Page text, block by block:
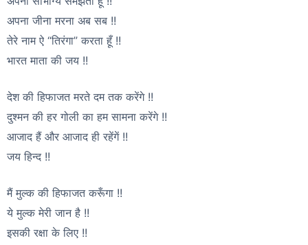
अपना जीना मरना अब सब !!
तेरे नाम ऐ “तिरंगा” करता हूँ !!
भारत माता की जय !!
देश की हिफाजत मरते दम तक करेंगे !!
दुश्मन की हर गोली का हम सामना करेंगे !!
आजाद हैं और आजाद ही रहेंगें !!
जय हिन्द !!
मैं मुल्क की हिफाजत करूँगा !!
ये मुल्क मेरी जान है !!
इसकी रक्षा के लिए !!